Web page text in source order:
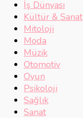
İş Dünyası
Kültür & Sanat
Mitoloji
Moda
Müzik
Otomotiv
Oyun
Psikoloji
Sağlık
Sanat